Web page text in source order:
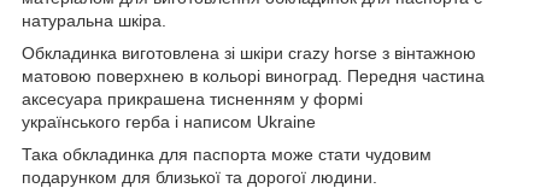
натуральна шкіра.
Обкладинка виготовлена зі шкіри crazy horse з вінтажною
матовою поверхнею в кольорі виноград. Передня частина
аксесуара прикрашена тисненням у формі
українського герба і написом Ukraine
Така обкладинка для паспорта може стати чудовим
подарунком для близької та дорогої людини.